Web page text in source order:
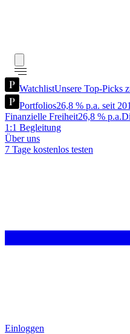
WatchlistUnsere Top-Picks
Portfolios26,8 % p.a. seit
Finanzielle Freiheit26,8 % p.a.
1:1 Begleitung
Über uns
7 Tage kostenlos testen
Einloggen